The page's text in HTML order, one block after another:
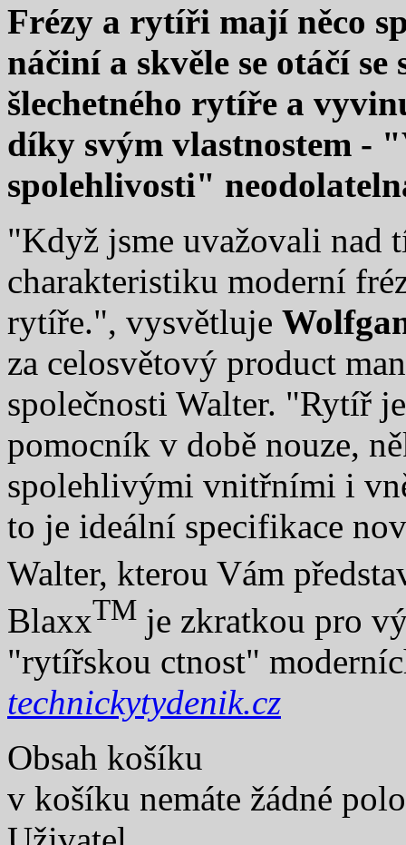
Frézy a rytíři mají něco
náčiní a skvěle se otáčí
šlechetného rytíře a
díky svým vlastnostem -
spolehlivosti"
"Když jsme uvažovali nad
charakteristiku moderní
rytíře.", vysvětluje
za celosvětový product
společnosti Walter. "Rytíř
pomocník v době nouze,
spolehlivými vnitřními i
to je ideální specifikace
Walter, kterou Vám
BlaxxTM je zkratkou pro
"rytířskou ctnost"
technickytydenik.cz
Obsah košíku
v košíku nemáte žádné